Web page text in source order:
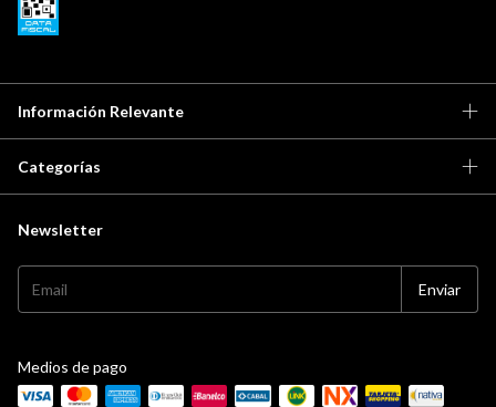
Información Relevante
Categorías
Newsletter
Medios de pago